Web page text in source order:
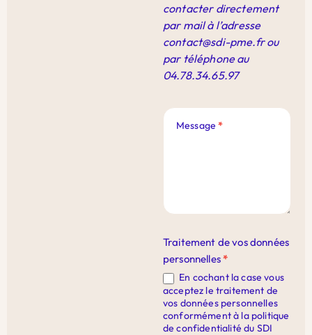
contacter directement
par mail à l’adresse
contact@sdi-pme.frou
par téléphone au
04.78.34.65.97
Message*
Traitement de vos données
personnelles*
En cochant la case vous
acceptez le traitement de
vos données personnelles
conformément à la politique
de confidentialité du SDI